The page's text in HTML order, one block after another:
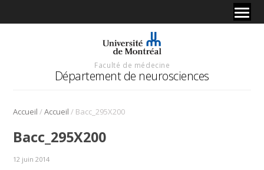
Faculté de médecine
Département de neurosciences
Accueil /Accueil / Bacc_295X200
Bacc_295X200
12 juin 2014